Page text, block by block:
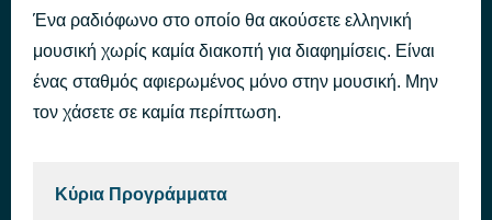
Ένα ραδιόφωνο στο οποίο θα ακούσετε ελληνική
μουσική χωρίς καμία διακοπή για διαφημίσεις. Είναι
ένας σταθμός αφιερωμένος μόνο στην μουσική. Μην
τον χάσετε σε καμία περίπτωση.
Κύρια Προγράμματα